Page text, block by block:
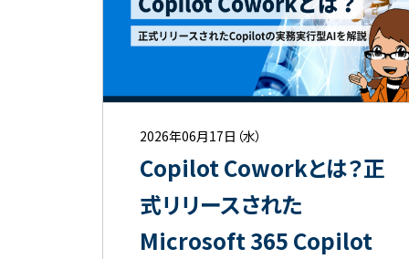
2026年06月17日（水）
Copilot Coworkとは？正
式リリースされた
Microsoft 365 Copilot